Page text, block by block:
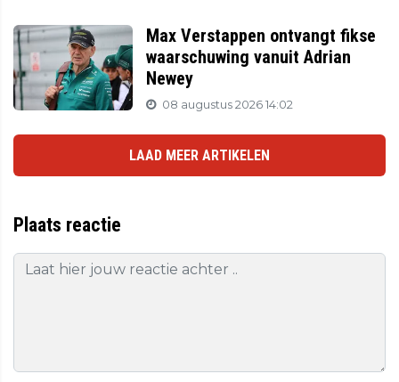
Max Verstappen ontvangt fikse
waarschuwing vanuit Adrian
Newey
08 augustus 2026 14:02
LAAD MEER ARTIKELEN
Plaats reactie